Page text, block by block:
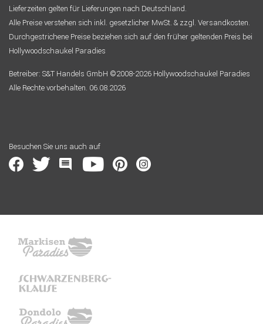
Lieferzeiten gelten für Lieferungen nach Deutschland.
Alle Preise verstehen sich inkl. gesetzlicher MwSt. & zzgl. Versandkosten.
Durchgestrichene Preise beziehen sich auf den früher geltenden Preis bei
Hollywoodschaukel Paradies
Betreiber: S&T Handels GmbH ©2008-2026 Hollywoodschaukel Paradies
Alle Rechte vorbehalten. 06.08.2026
Besuchen Sie uns auch auf